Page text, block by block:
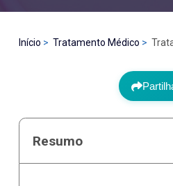
Início Tratamento Médico
Resumo